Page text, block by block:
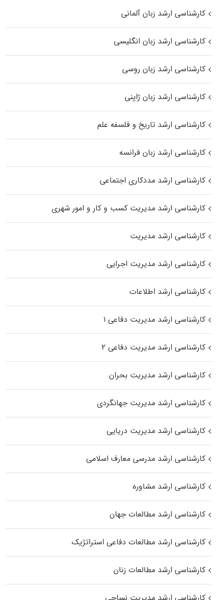
کارشناسی ارشد زبان آلمانی
کارشناسی ارشد زبان انگلیسی
کارشناسی ارشد زبان روسی
کارشناسی ارشد زبان ژاپنی
کارشناسی ارشد تاریخ و فلسفه علم
کارشناسی ارشد زبان فرانسه
کارشناسی ارشد مددکاری اجتماعی
کارشناسی ارشد مدیریت کسب و کار و امور شهری
کارشناسی ارشد مدیریت
کارشناسی ارشد مدیریت اجرایی
کارشناسی ارشد اطلاعات
کارشناسی ارشد مدیریت دفاعی ۱
کارشناسی ارشد مدیریت دفاعی ۲
کارشناسی ارشد مدیریت بحران
کارشناسی ارشد مدیریت جهانگردی
کارشناسی ارشد مدیریت دریایی
کارشناسی ارشد مدرسی معارف اسلامی
کارشناسی ارشد مشاوره
کارشناسی ارشد مطالعات جهان
کارشناسی ارشد مطالعات دفاعی استراتژیک
کارشناسی ارشد مطالعات زنان